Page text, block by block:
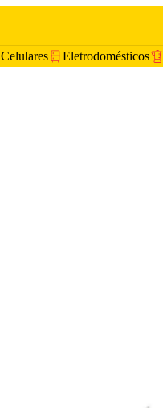
Celulares Eletrodomésticos